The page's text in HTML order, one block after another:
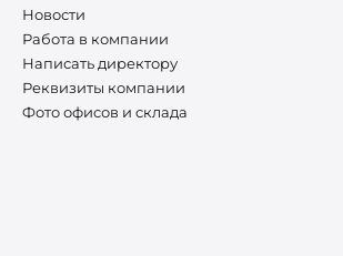
Новости
Работа в компании
Написать директору
Реквизиты компании
Фото офисов и склада